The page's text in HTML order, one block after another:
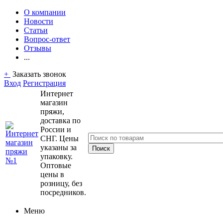
О компании
Новости
Статьи
Вопрос-ответ
Отзывы
...
+ Заказать звонок
Вход Регистрация
Интернет
магазин
пряжи,
доставка по
России и
СНГ. Цены
указаны за
упаковку.
Оптовые
цены в
розницу, без
посредников.
Меню